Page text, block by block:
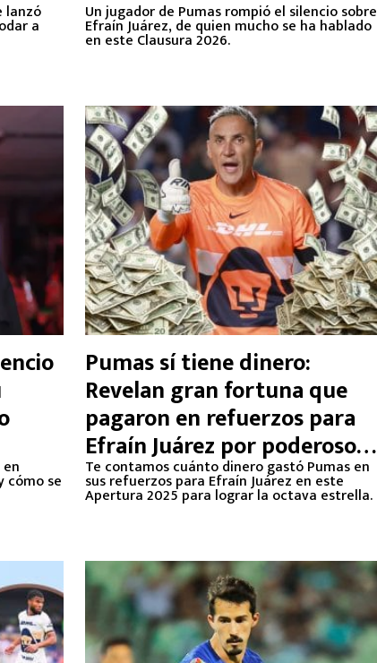
lanzó
a
Un jugador de Pumas rompió el silencio sobre
Efraín Juárez, de quien mucho se ha hablado
en este Clausura 2026.
cómo se
Pumas sí tiene dinero:
Revelan gran fortuna que
pagaron en refuerzos para
Efraín Juárez por poderoso
motivo
Te contamos cuánto dinero gastó Pumas en
sus refuerzos para Efraín Juárez en este
Apertura 2025 para lograr la octava estrella.